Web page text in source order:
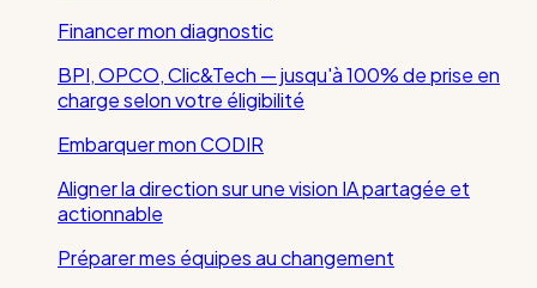
Financer mon diagnostic
BPI, OPCO, Clic&Tech — jusqu'à 100% de prise en
charge selon votre éligibilité
Embarquer mon CODIR
Aligner la direction sur une vision IA partagée et
actionnable
Préparer mes équipes au changement